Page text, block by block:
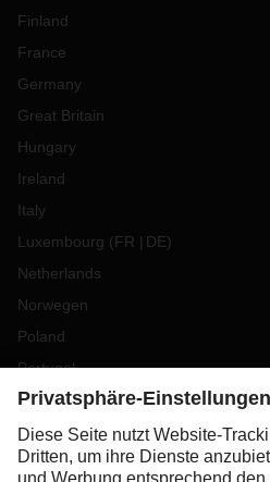
Finland
France
Germany
Great Britain
Hungary
Ireland
Italy
Luxembourg (FR DE)
Netherlands
Norwegen
Poland
Portugal
Romania
Slovakia
Spain